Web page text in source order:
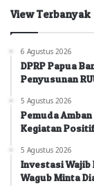
View Terbanyak
6 Agustus 2026
DPRP Papua
Penyusunan
5 Agustus 2026
Pemuda
Kegiatan
5 Agustus 2026
Investasi
Wagub Minta